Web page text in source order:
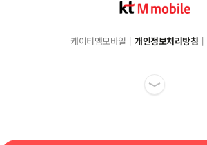
케이티엠모바일 개인정보처리방침